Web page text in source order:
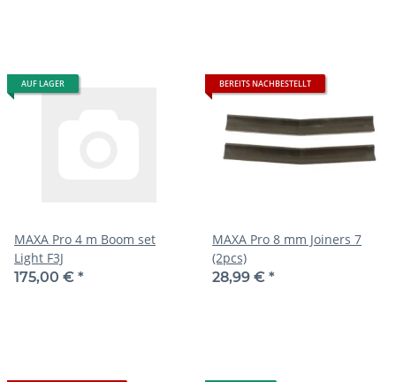
AUF LAGER
MAXA Pro 4 m Boom set
Light F3J
175,00 € *
BEREITS NACHBESTELLT
MAXA Pro 8 mm Joiners 7
(2pcs)
28,99 € *